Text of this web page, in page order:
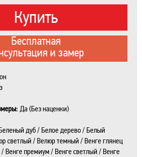
Купить
Бесплатная
и замер
Да (Без наценки)
дуб / Белое дерево / Белый
светлый / Велюр темный / Венге глянец
Венге премиум / Венге светлый / Венге